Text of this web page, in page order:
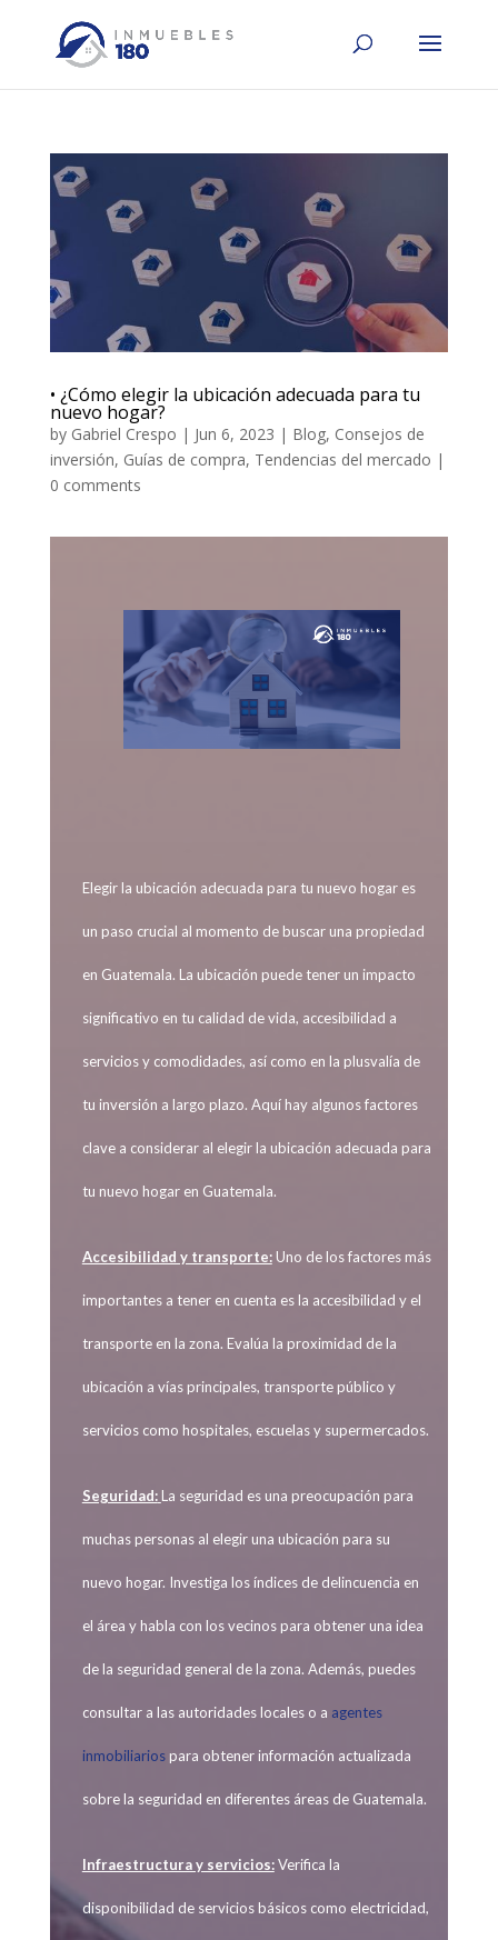
• ¿Cómo elegir la ubicación adecuada para tu
nuevo hogar?
by Gabriel Crespo | Jun 6, 2023 | Blog, Consejos de
inversión, Guías de compra, Tendencias del mercado |
0 comments
Elegir la ubicación adecuada para tu nuevo hogar es
un paso crucial al momento de buscar una propiedad
en Guatemala. La ubicación puede tener un impacto
significativo en tu calidad de vida, accesibilidad a
servicios y comodidades, así como en la plusvalía de
tu inversión a largo plazo. Aquí hay algunos factores
clave a considerar al elegir la ubicación adecuada para
tu nuevo hogar en Guatemala.
Accesibilidad y transporte:Uno de los factores más
importantes a tener en cuenta es la accesibilidad y el
transporte en la zona. Evalúa la proximidad de la
ubicación a vías principales, transporte público y
servicios como hospitales, escuelas y supermercados.
Seguridad: La seguridad es una preocupación para
muchas personas al elegir una ubicación para su
nuevo hogar. Investiga los índices de delincuencia en
el área y habla con los vecinos para obtener una idea
de la seguridad general de la zona. Además, puedes
consultar a las autoridades locales o a agentes
inmobiliariospara obtener información actualizada
sobre la seguridad en diferentes áreas de Guatemala.
Infraestructura y servicios:Verifica la
disponibilidad de servicios básicos como electricidad,